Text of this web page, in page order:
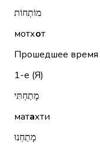
מוֹתְחוֹת
мотхот
Прошедшее время
1-е (Я)
מָתַחְתִּי
матахти
מָתַחְנוּ